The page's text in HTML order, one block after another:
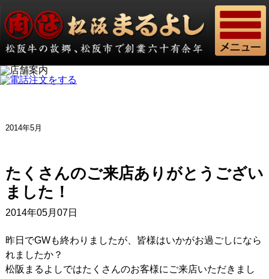
2014年5月
たくさんのご来店ありがとうござい
ました！
2014年05月07日
昨日でGWも終わりましたが、皆様はいかがお過ごしになら
れましたか？
松阪まるよしではたくさんのお客様にご来店いただきまし